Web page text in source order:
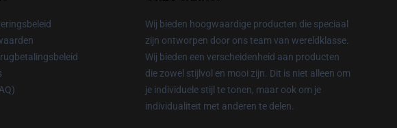
Wij bieden hoogwaardige producten die speciaal
zijn ontworpen door ons team van wereldklasse.
Wij bieden een verscheidenheid aan producten
die zowel stijlvol en mooi zijn. Dit is niet alleen om
je individuele stijl te tonen, maar ook om je
individualiteit met anderen te delen.